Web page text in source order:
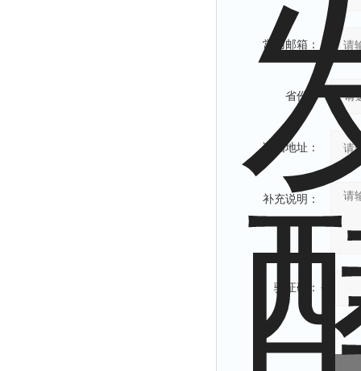
常用邮箱：
省份：
详细地址：
补充说明：
验证码：